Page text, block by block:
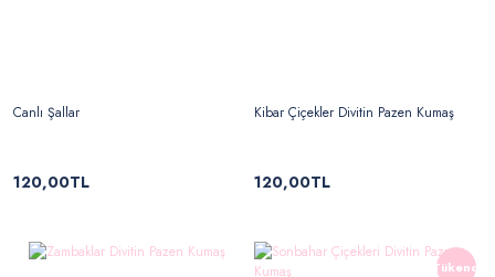
Canlı Şallar
120,00TL
Kibar Çiçekler Divitin Pazen Kumaş
120,00TL
Tükendi